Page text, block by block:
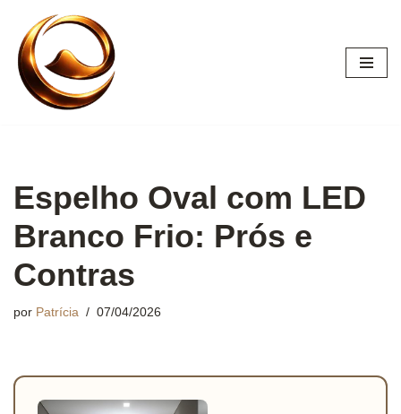
Pular
para
conteúdo
Espelho Oval com LED
Branco Frio: Prós e
Contras
por Patrícia 07/04/2026